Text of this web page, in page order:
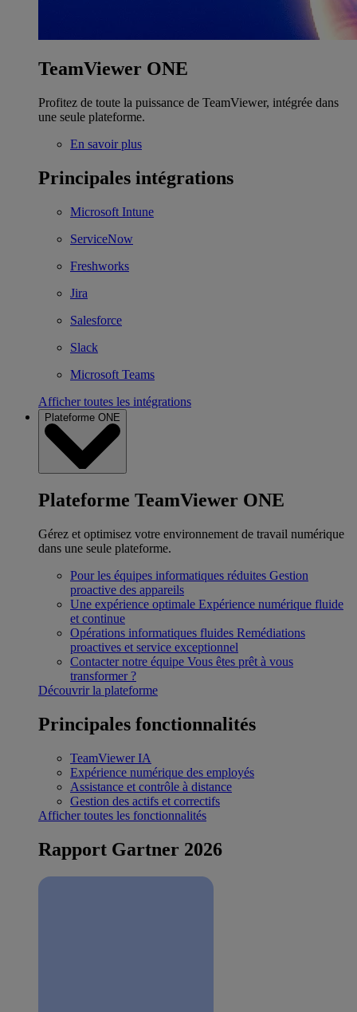
TeamViewer ONE
Profitez de toute la puissance de TeamViewer, intégrée dans
une seule plateforme.
En savoir plus
Principales intégrations
Microsoft Intune
ServiceNow
Freshworks
Jira
Salesforce
Slack
Microsoft Teams
Afficher toutes les intégrations
Plateforme ONE
Plateforme TeamViewer ONE
Gérez et optimisez votre environnement de travail numérique
dans une seule plateforme.
Pour les équipes informatiques réduites Gestion
proactive des appareils
Une expérience optimale Expérience numérique fluide
et continue
Opérations informatiques fluides Remédiations
proactives et service exceptionnel
Contacter notre équipe Vous êtes prêt à vous
transformer ?
Découvrir la plateforme
Principales fonctionnalités
TeamViewer IA
Expérience numérique des employés
Assistance et contrôle à distance
Gestion des actifs et correctifs
Afficher toutes les fonctionnalités
Rapport Gartner 2026